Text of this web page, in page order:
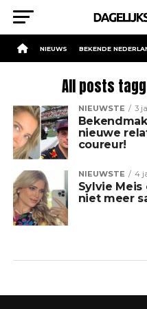
NIEUWS BEKENDE
All posts
NIEUWSTE 3
nieuwe
coureur!
NIEUWSTE 4
Sylvie
niet meer